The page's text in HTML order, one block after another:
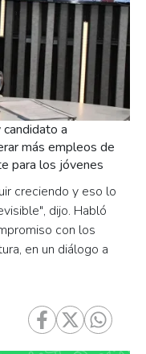
creciendo y eso lo
dijo. Habló
con los
en un diálogo a
a
más empleos de
para los jóvenes